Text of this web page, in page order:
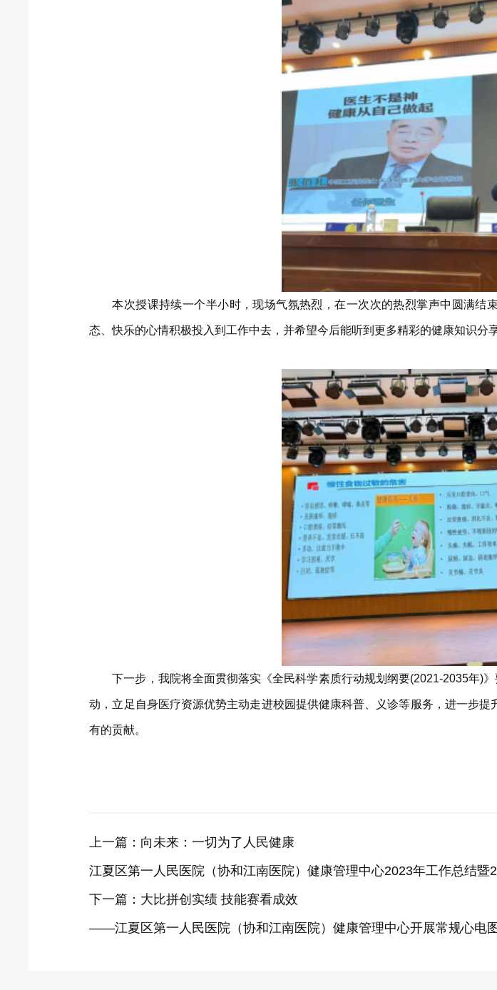
本次授课持续一个半小时，现场气氛热烈，在一次次的热烈掌声中圆满结
态、快乐的心情积极投入到工作中去，并希望今后能听到更多精彩的健康知识分享
下一步，我院将全面贯彻落实《全民科学素质行动规划纲要(2021-2035年)
动，立足自身医疗资源优势主动走进校园提供健康科普、义诊等服务，进一步
有的贡献。
上一篇： 向未来：一切为了人民健康
江夏区第一人民医院（协和江南医院）健康管理中心2023年工作总结暨
下一篇： 大比拼创实绩 技能赛看成效
——江夏区第一人民医院（协和江南医院）健康管理中心开展常规心电